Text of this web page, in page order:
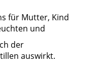
für Mutter, Kind
und
der
auswirkt.